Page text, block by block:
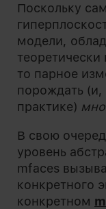
Поскольку
модели,
то парное
порождать
практике)
В свою
уровень
mfaces
конкретного
конкретном